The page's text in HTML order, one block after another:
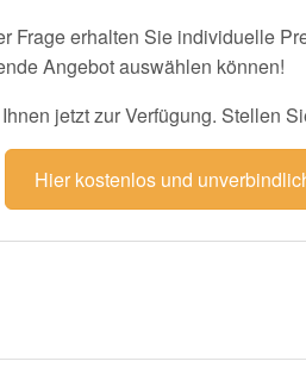
Frage erhalten Sie individuelle
Angebot auswählen können!
jetzt zur Verfügung. Stellen
Hier kostenlos und